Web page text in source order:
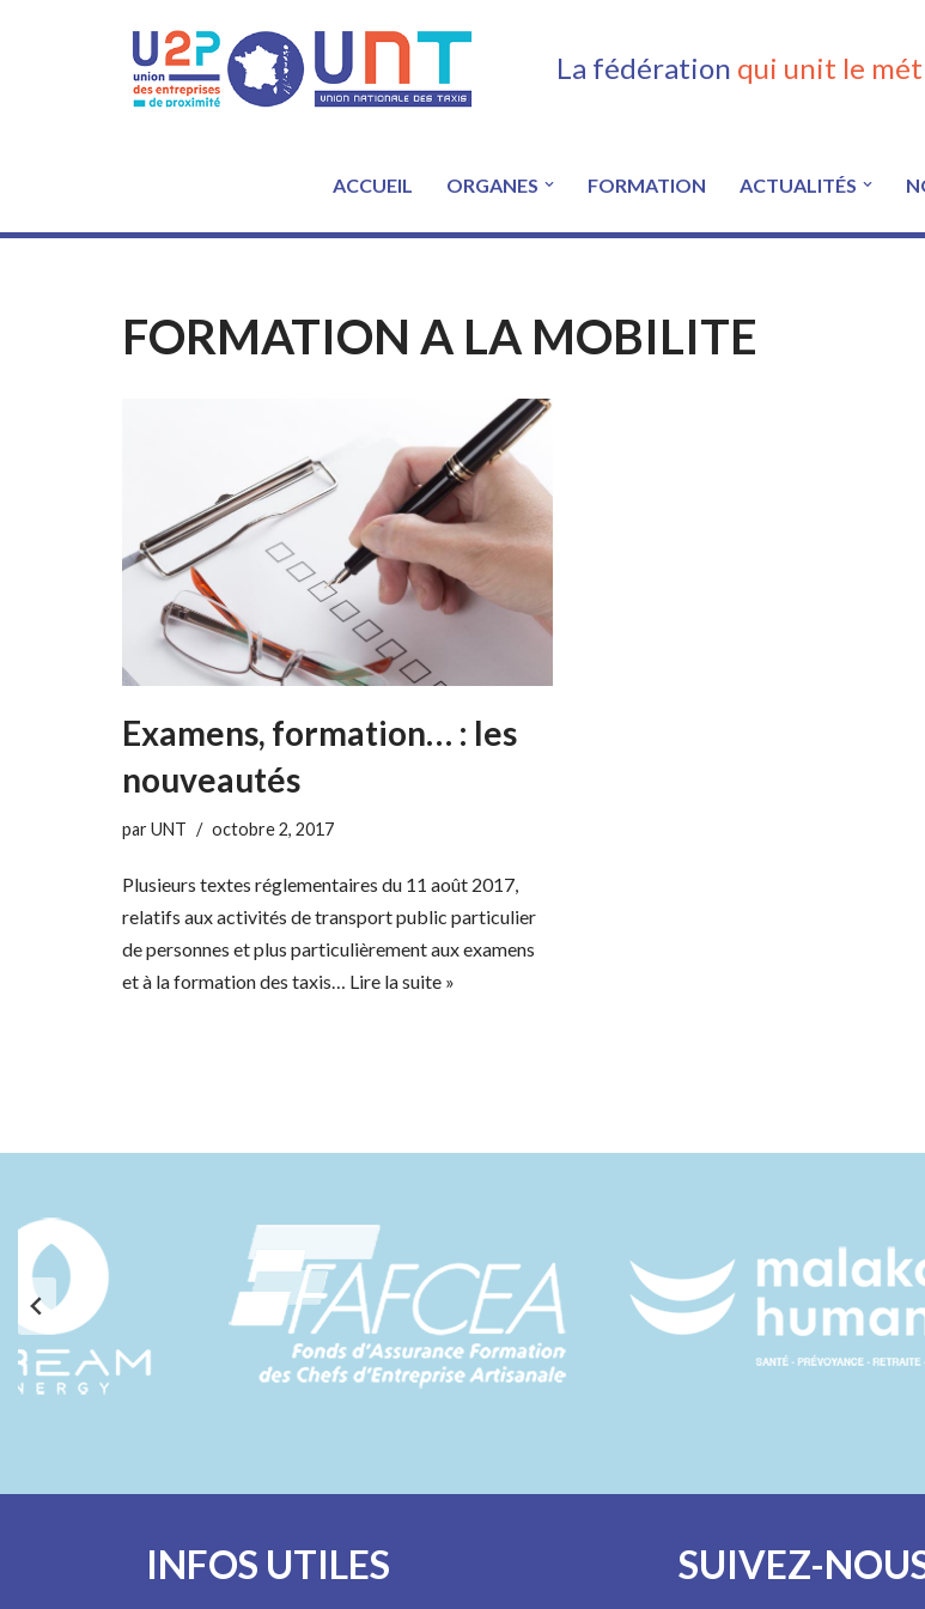
La fédération qui unit le
ACCUEIL ORGANES FORMATION ACTUALITÉS
FORMATION A LA MOBILITE
Examens, formation… : les
nouveautés
parUNT octobre 2, 2017
Plusieurs textes réglementaires du 11 août 2017,
relatifs aux activités de transport public particulier
de personnes et plus particulièrement aux examens
et à la formation des taxis… Lire la suite »
INFOS UTILES SUIVEZ-